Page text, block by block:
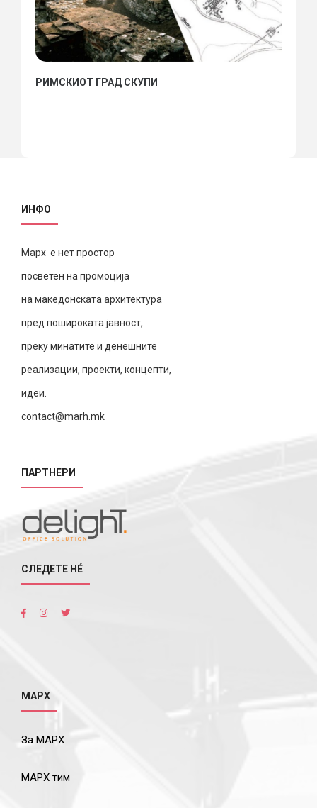
РИМСКИОТ ГРАД СКУПИ
ИНФО
Марх е нет простор
посветен на промоција
на македонската архитектура
пред пошироката јавност,
преку минатите и денешните
реализации, проекти, концепти,
идеи.
contact@marh.mk
ПАРТНЕРИ
СЛЕДЕТЕ НÉ
МАРХ
За МАРХ
МАРХ тим